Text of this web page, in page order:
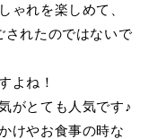
ゃれを楽しめて、
されたのではないで
よね！
がとても人気です♪
けやお食事の時な